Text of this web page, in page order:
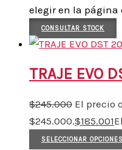
elegir en la página
CONSULTAR STOCK
TRAJE EVO
$245.000 El precio
$245.000.$185.001
SELECCIONAR OPCIONES